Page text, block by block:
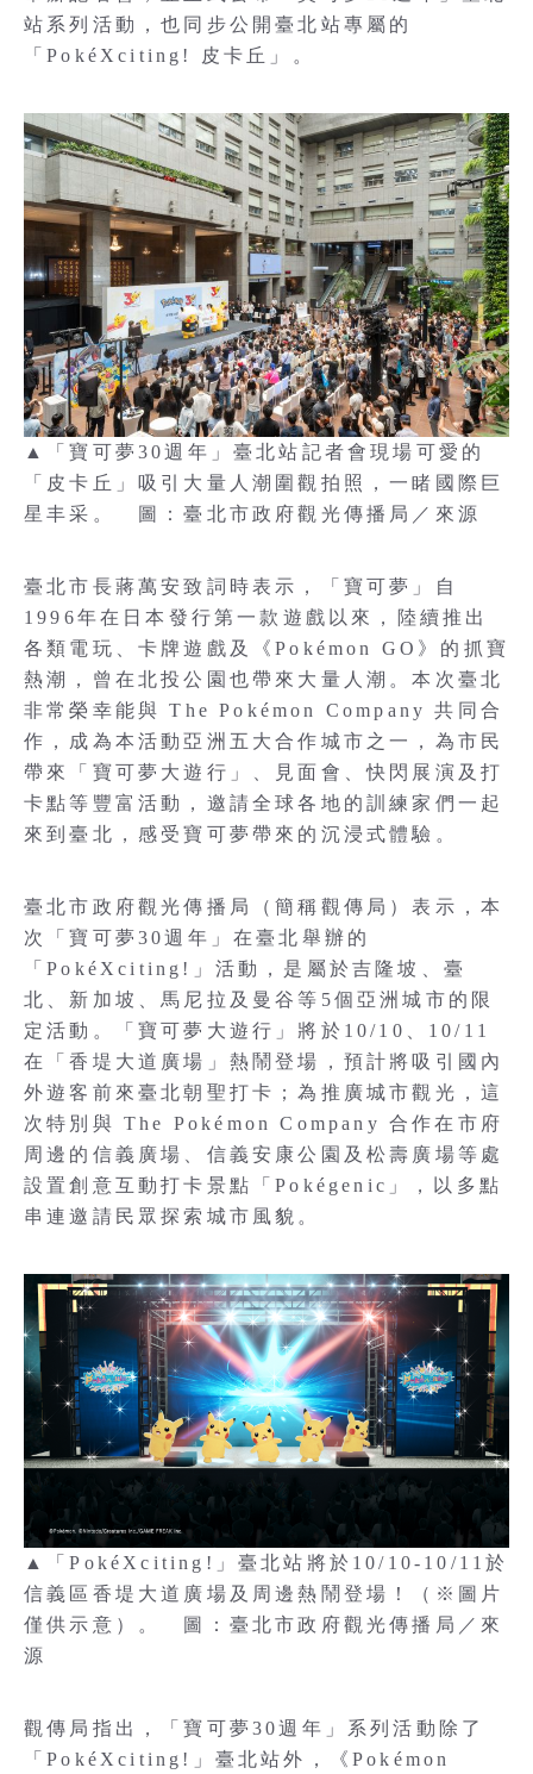
站系列活動，也同步公開臺北站專屬的
「PokéXciting! 皮卡丘」。
▲「寶可夢30週年」臺北站記者會現場可愛的
「皮卡丘」吸引大量人潮圍觀拍照，一睹國際巨
星丰采。 圖：臺北市政府觀光傳播局／來源
臺北市長蔣萬安致詞時表示，「寶可夢」自
1996年在日本發行第一款遊戲以來，陸續推出
各類電玩、卡牌遊戲及《Pokémon GO》的抓寶
熱潮，曾在北投公園也帶來大量人潮。本次臺北
非常榮幸能與 The Pokémon Company 共同合
作，成為本活動亞洲五大合作城市之一，為市民
帶來「寶可夢大遊行」、見面會、快閃展演及打
卡點等豐富活動，邀請全球各地的訓練家們一起
來到臺北，感受寶可夢帶來的沉浸式體驗。
臺北市政府觀光傳播局（簡稱觀傳局）表示，本
次「寶可夢30週年」在臺北舉辦的
「PokéXciting!」活動，是屬於吉隆坡、臺
北、新加坡、馬尼拉及曼谷等5個亞洲城市的限
定活動。「寶可夢大遊行」將於10/10、10/11
在「香堤大道廣場」熱鬧登場，預計將吸引國內
外遊客前來臺北朝聖打卡；為推廣城市觀光，這
次特別與 The Pokémon Company 合作在市府
周邊的信義廣場、信義安康公園及松壽廣場等處
設置創意互動打卡景點「Pokégenic」，以多點
串連邀請民眾探索城市風貌。
▲「PokéXciting!」臺北站將於10/10-10/11於
信義區香堤大道廣場及周邊熱鬧登場！（※圖片
僅供示意）。 圖：臺北市政府觀光傳播局／來
源
觀傳局指出，「寶可夢30週年」系列活動除了
「PokéXciting!」臺北站外，《Pokémon